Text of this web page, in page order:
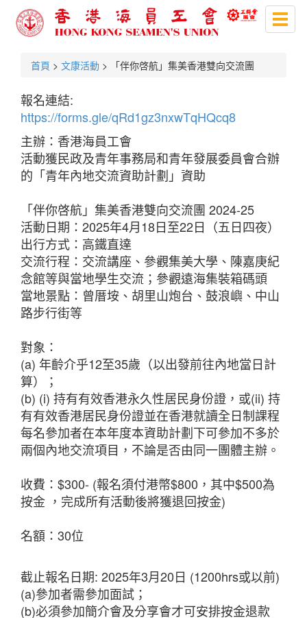
首頁 > 文康活動 > 「伴你啓航」集美香港雙向交流團
報名連結:
https://forms.gle/qRd1gz3nxwTqHQcq8
主辦：香港海員工會
活動獲民政及青年事務局和青年發展委員會合辦
的「青年內地交流資助計劃」資助
「伴你啓航」集美香港雙向交流團 2024-25
活動日期：2025年4月18日至22日（五日四夜）
出行方式：高鐵直達
交流行程：交流講座、參觀集美大學、陳嘉庚紀
念館等與當地學生交流；參觀遠海集裝箱碼頭
當地景點：曾厝垵、胡里山炮台、鼓浪嶼、中山
路步行街等
對象：
(a) 年齡介乎12至35歲（以出發前往內地當日計
算）；
(b) (i) 持有有效香港永久性居民身份證，或(ii) 持
有有效香港居民身份證並在香港就讀全日制課程
每名參加者在本年度本資助計劃下可參加不多於
兩個內地交流項目，不論是否由同一團體主辦。
收費：$300- (報名須付港幣$800，其中$500為
按金 ，完成所有活動後將獲退回按金)
名額：30位
截止報名日期: 2025年3月20日 (1200hrs或以前)
(a)參加者需參加面試；
(b)必須參加簡介會及分享會才可安排按金退款